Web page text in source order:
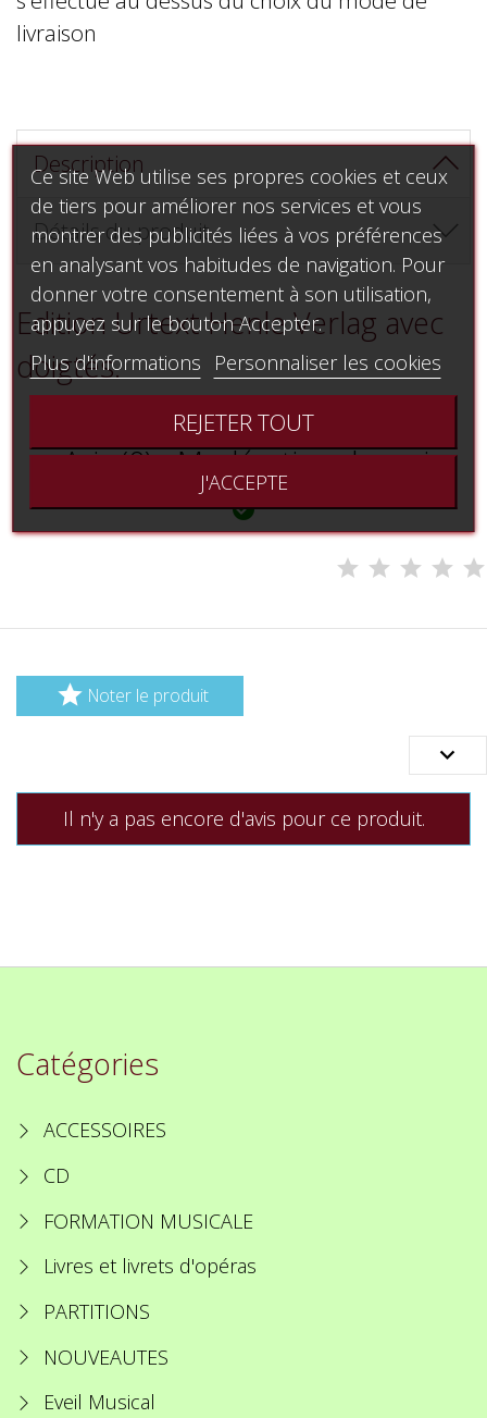
livraison
Description
Détails du produit
Edition Urtext Henle Verlag avec
doigtés.
Avis (0) - Modération des avis

 Noter le produit

Il n'y a pas encore d'avis pour ce produit.
Catégories
ACCESSOIRES
CD
FORMATION MUSICALE
Livres et livrets d'opéras
PARTITIONS
NOUVEAUTES
Eveil Musical
Ce site Web utilise ses propres cookies et ceux
de tiers pour améliorer nos services et vous
montrer des publicités liées à vos préférences
en analysant vos habitudes de navigation. Pour
donner votre consentement à son utilisation,
appuyez sur le bouton Accepter.
Plus d'informations
Personnaliser les cookies
REJETER TOUT
J'ACCEPTE